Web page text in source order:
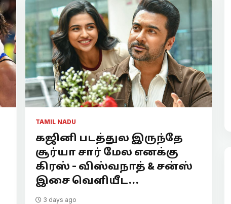
TAMIL NADU
கஜினி படத்துல இருந்தே
சூர்யா சார் மேல எனக்கு
கிரஸ் - விஸ்வநாத் & சன்ஸ்
இசை வெளியீட...
3 days ago